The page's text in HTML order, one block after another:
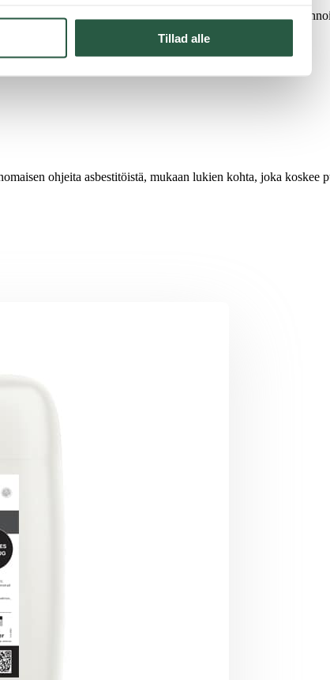
Tillad alle
asbestikuituja, kuten eristemateriaaleissa ja huokoisilla
ohjeita asbestitöistä, mukaan lukien kohta, joka koskee